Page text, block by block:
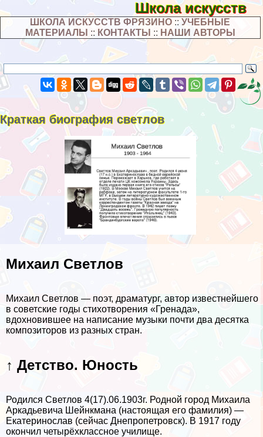
Школа искусств
ШКОЛА ИСКУССТВ ФРЯЗИНО ::УЧЕБНЫЕ
МАТЕРИАЛЫ :: КОНТАКТЫ :: НАШИ АВТОРЫ
Краткая биография светлов
Михаил Светлов
Михаил Светлов — поэт, драматург, автор известнейшего
в советские годы стихотворения «Гренада»,
вдохновившее на написание музыки почти два десятка
композиторов из разных стран.
↑ Детство. Юность
Родился Светлов 4(17).06.1903г. Родной город Михаила
Аркадьевича Шейнкмана (настоящая его фамилия) —
Екатеринослав (сейчас Днепропетровск). В 1917 году
окончил четырёхклассное училище.